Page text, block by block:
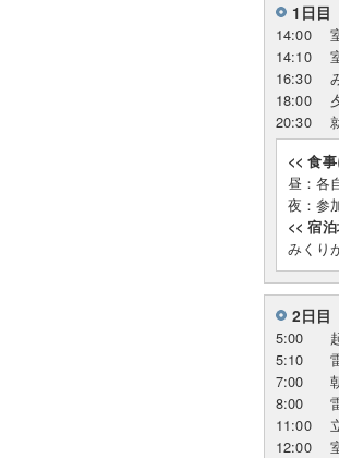
1日目
14:00
14:10
16:30
18:00
20:30
<< 食
昼：各
夜：参
<< 宿
みくり
2日目
5:00
5:10
7:00
8:00
11:00
12:00